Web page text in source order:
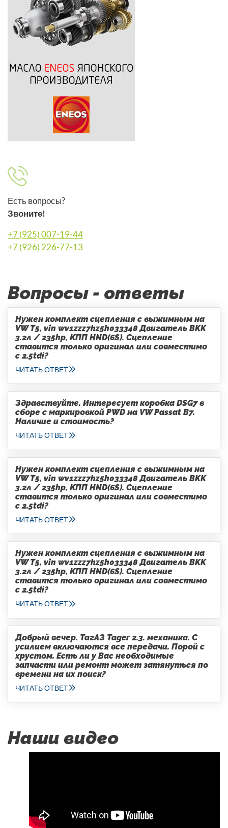
Есть вопросы?
Звоните!
+7 (925) 007-19-44
+7 (926) 226-77-13
Вопросы - ответы
Нужен комплект сцепления с выжимным на
VW T5, vin wv1zzz7hz5h033348 Двигатель BKK
3.2л / 235hp, КПП HND(6S). Сцепление
ставится только оригинал или совместимо
с 2.5tdi?
ЧИТАТЬ ОТВЕТ
Здравствуйте. Интересует коробка DSG7 в
сборе с маркировкой PWD на VW Passat B7.
Наличие и стоимость?
ЧИТАТЬ ОТВЕТ
Нужен комплект сцепления с выжимным на
VW T5, vin wv1zzz7hz5h033348 Двигатель BKK
3.2л / 235hp, КПП HND(6S). Сцепление
ставится только оригинал или совместимо
с 2.5tdi?
ЧИТАТЬ ОТВЕТ
Нужен комплект сцепления с выжимным на
VW T5, vin wv1zzz7hz5h033348 Двигатель BKK
3.2л / 235hp, КПП HND(6S). Сцепление
ставится только оригинал или совместимо
с 2.5tdi?
ЧИТАТЬ ОТВЕТ
Добрый вечер. ТагАЗ Tager 2.3. механика. С
усилием включаются все передачи. Порой с
хрустом. Есть ли у Вас необходимые
запчасти или ремонт может затянуться по
времени на их поиск?
ЧИТАТЬ ОТВЕТ
Наши видео